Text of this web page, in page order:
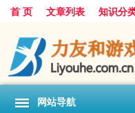
首 页 文章列表 知识分
网站导航